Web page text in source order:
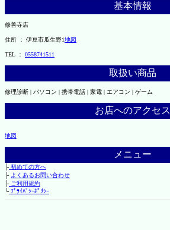
基本情報
修善寺店
住所 ： 伊豆市瓜生野1地図
TEL ： 0558741511
取扱い商品
修理診断 | パソコン | 携帯電話 | 家電 | エアコン | ゲーム
お店へのアクセス
地図
メニュー
├初めての方へ
├ よくあるお問い合わせ
├ご利用規約
└ﾌﾟﾗｲﾊﾞｼｰﾎﾟﾘｼｰ